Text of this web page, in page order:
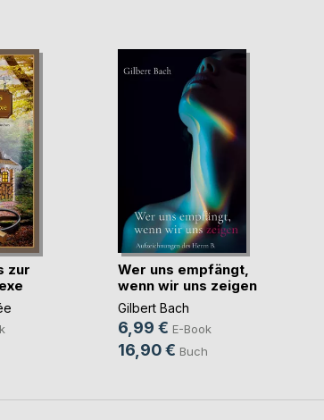
zur
Wer uns empfängt,
wenn wir uns zeigen
Gilbert Bach
6,99 € E-Book
16,90 € Buch